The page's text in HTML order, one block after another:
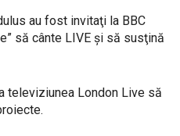
au fost invitaţi la BBC
să cânte LIVE şi să susţină
televiziunea London Live să